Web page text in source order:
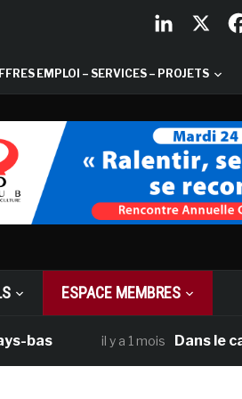
EMPLOI – SERVICES – PROJETS
ESPACE MEMBRES
il y a 1 mois Dans le cadre